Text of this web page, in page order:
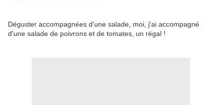
Déguster accompagnées d'une salade, moi, j'ai accompagné
d'une salade de poivrons et de tomates, un régal !